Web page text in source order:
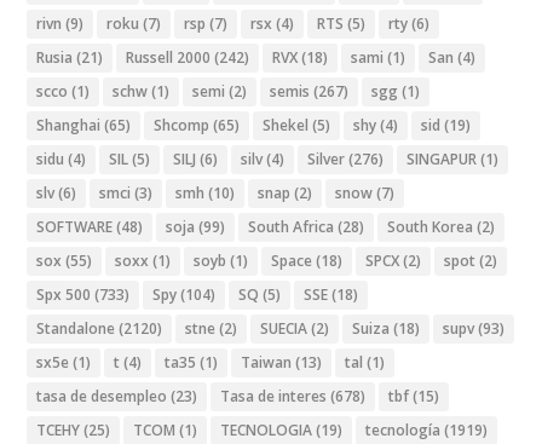
rivn (9) roku (7) rsp (7) rsx (4) RTS (5) rty(6)
Rusia (21) Russell 2000 (242) RVX(18) sami (1) San (4)
scco (1) schw(1) semi (2) semis (267) sgg (1)
Shanghai (65) Shcomp (65) Shekel (5) shy(4) sid (19)
sidu (4) SIL(5) SILJ (6) silv(4) Silver(276) SINGAPUR(1)
slv(6) smci (3) smh (10) snap (2) snow(7)
SOFTWARE(48) soja (99) South Africa (28) South Korea (2)
sox (55) soxx (1) soyb (1) Space (18) SPCX(2) spot (2)
Spx 500 (733) Spy(104) SQ (5) SSE(18)
Standalone (2120) stne (2) SUECIA(2) Suiza (18) supv(93)
sx5e (1) t (4) ta35 (1) Taiwan (13) tal (1)
tasa de desempleo (23) Tasa de interes (678) tbf(15)
TCEHY(25) TCOM (1) TECNOLOGIA(19) tecnología (1919)